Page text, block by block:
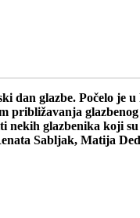
dan glazbe. Počelo
približavanja
nekih glazbenika koji
Sabljak, Matija